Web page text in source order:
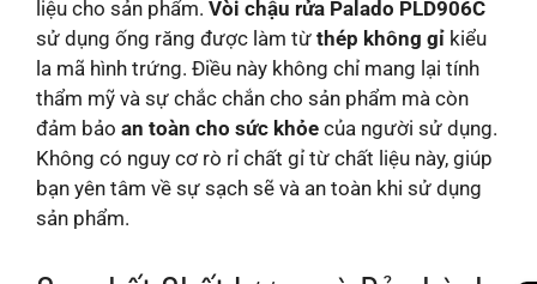
liệu cho sản phẩm. Vòi chậu rửa Palado PLD906C
sử dụng ống răng được làm từ thép không gỉ kiểu
la mã hình trứng. Điều này không chỉ mang lại tính
thẩm mỹ và sự chắc chắn cho sản phẩm mà còn
đảm bảo an toàn cho sức khỏe của người sử dụng.
Không có nguy cơ rò rỉ chất gỉ từ chất liệu này, giúp
bạn yên tâm về sự sạch sẽ và an toàn khi sử dụng
sản phẩm.